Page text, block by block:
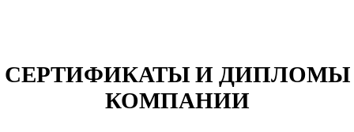
СЕРТИФИКАТЫ И ДИПЛОМЫ
КОМПАНИИ